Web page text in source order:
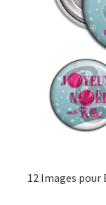
12 Images pour